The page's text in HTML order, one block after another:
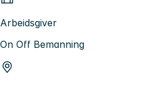
Arbeidsgiver
On Off Bemanning